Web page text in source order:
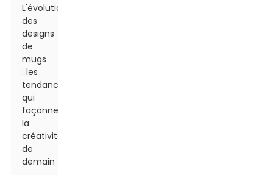
L'évolution
des
designs
de
mugs
: les
tendances
qui
façonnent
la
créativité
de
demain